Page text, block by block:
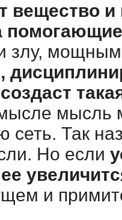
вещество и
злу,
мысль
сеть. Так
Но если
и